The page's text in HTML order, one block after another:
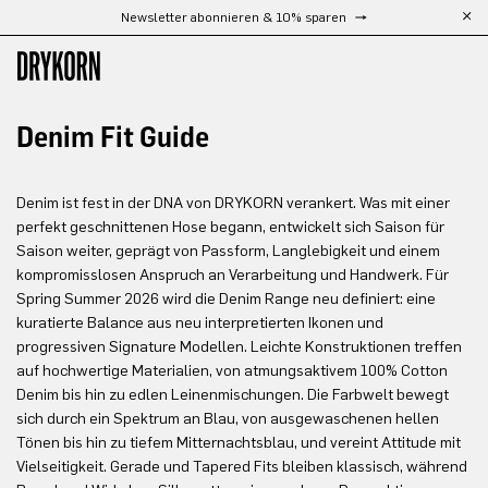
Zum Hauptinhalt springenNewsletter abonnieren & 10% sparen
Denim Fit Guide
Denim ist fest in der DNA von DRYKORN verankert. Was mit einer
perfekt geschnittenen Hose begann, entwickelt sich Saison für
Saison weiter, geprägt von Passform, Langlebigkeit und einem
kompromisslosen Anspruch an Verarbeitung und Handwerk. Für
Spring Summer 2026 wird die Denim Range neu definiert: eine
kuratierte Balance aus neu interpretierten Ikonen und
progressiven Signature Modellen. Leichte Konstruktionen treffen
auf hochwertige Materialien, von atmungsaktivem 100% Cotton
Denim bis hin zu edlen Leinenmischungen. Die Farbwelt bewegt
sich durch ein Spektrum an Blau, von ausgewaschenen hellen
Tönen bis hin zu tiefem Mitternachtsblau, und vereint Attitude mit
Vielseitigkeit. Gerade und Tapered Fits bleiben klassisch, während